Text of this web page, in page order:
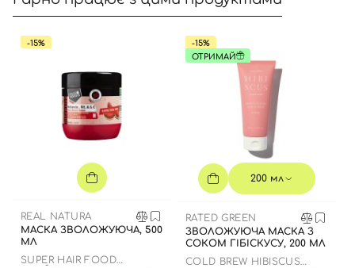
-15%
REAL NATURA
МАСКА ЗВОЛОЖУЮЧА, 500
МЛ
SUPER HAIR FOOD
-15%
ОТРИМАЙ
200 мл
RATED GREEN
ЗВОЛОЖУЮЧА МАСКА З
СОКОМ ГІБІСКУСУ, 200 МЛ
COLD BREW HIBISCUS
Вхід Реєстрація
Номер телефону
Відправляючи форму для авторизації/реєстрації ви
приймаєте умови
Угоди користувача